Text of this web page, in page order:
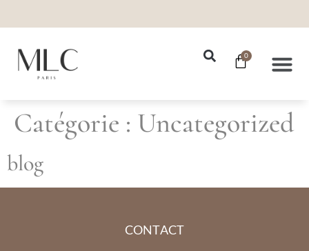
0
Catégorie : Uncategorized
blog
CONTACT